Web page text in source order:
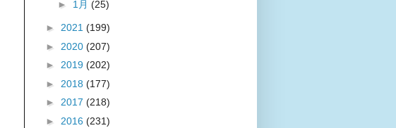
► 1月 (25)
► 2021 (199)
► 2020 (207)
► 2019 (202)
► 2018 (177)
► 2017 (218)
► 2016 (231)